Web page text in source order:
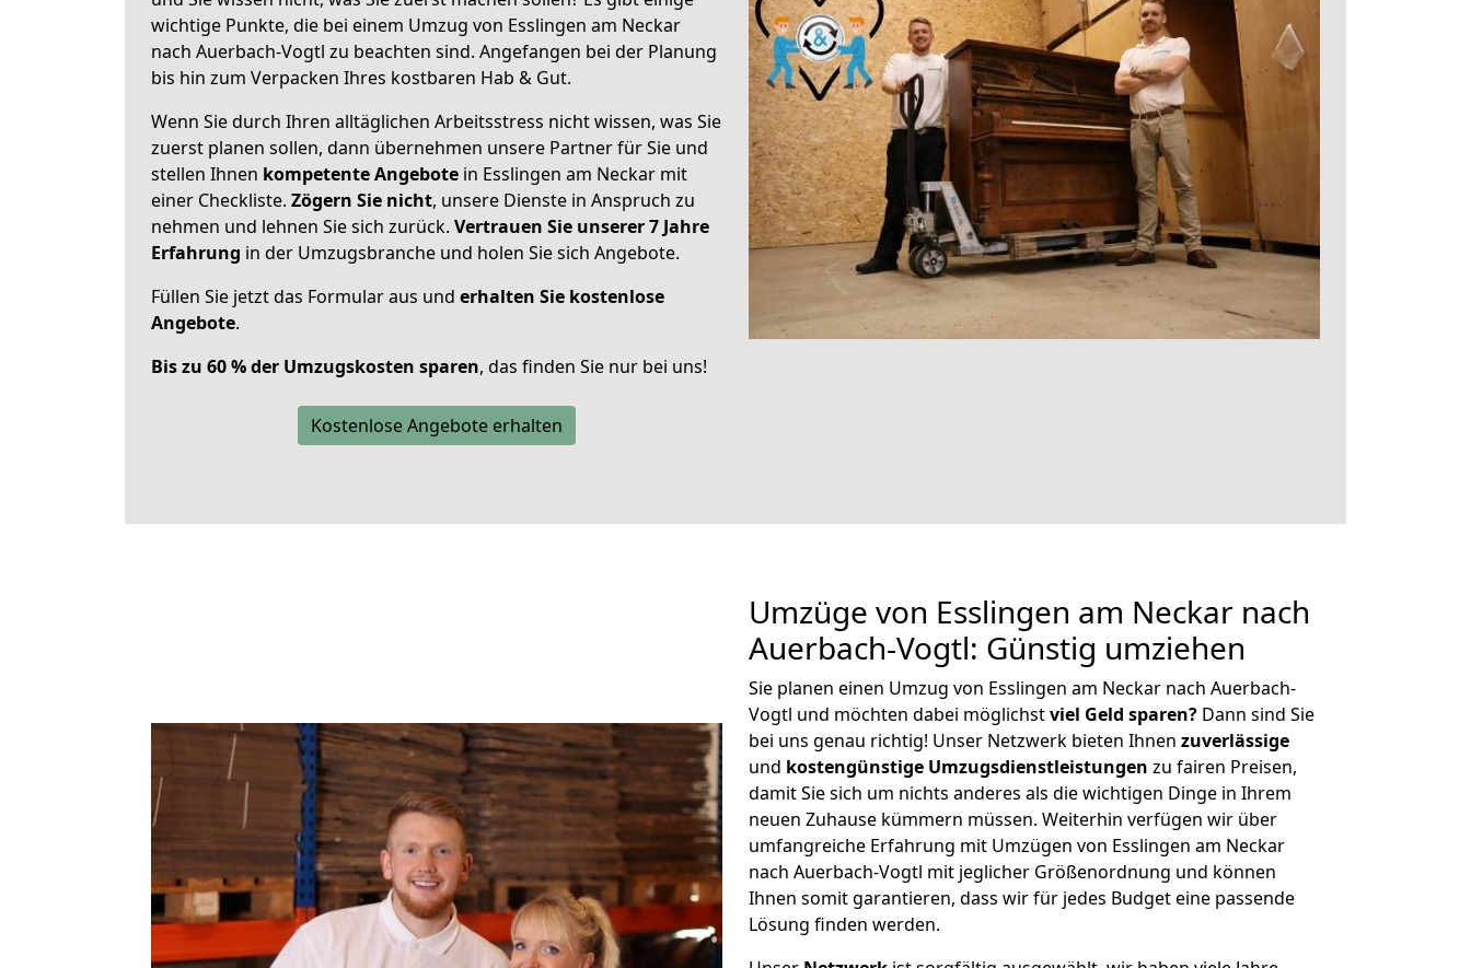
wichtige Punkte, die bei einem Umzug von Esslingen am Neckar
nach Auerbach-Vogtl zu beachten sind. Angefangen bei der Planung
bis hin zum Verpacken Ihres kostbaren Hab & Gut.
Wenn Sie durch Ihren alltäglichen Arbeitsstress nicht wissen, was Sie
zuerst planen sollen, dann übernehmen unsere Partner für Sie und
stellen Ihnen kompetente Angebote in Esslingen am Neckar mit
einer Checkliste. Zögern Sie nicht, unsere Dienste in Anspruch zu
nehmen und lehnen Sie sich zurück. Vertrauen Sie unserer 7 Jahre
Erfahrung in der Umzugsbranche und holen Sie sich Angebote.
Füllen Sie jetzt das Formular aus und erhalten Sie kostenlose
Angebote.
Bis zu 60 % der Umzugskosten sparen, das finden Sie nur bei uns!
Kostenlose Angebote erhalten
Umzüge von Esslingen am Neckar nach
Auerbach-Vogtl: Günstig umziehen
Sie planen einen Umzug von Esslingen am Neckar nach Auerbach-
Vogtl und möchten dabei möglichstviel Geld sparen? Dann sind Sie
bei uns genau richtig! Unser Netzwerk bieten Ihnen zuverlässige
und kostengünstige Umzugsdienstleistungen zu fairen Preisen,
damit Sie sich um nichts anderes als die wichtigen Dinge in Ihrem
neuen Zuhause kümmern müssen. Weiterhin verfügen wir über
umfangreiche Erfahrung mit Umzügen von Esslingen am Neckar
nach Auerbach-Vogtl mit jeglicher Größenordnung und können
Ihnen somit garantieren, dass wir für jedes Budget eine passende
Lösung finden werden.